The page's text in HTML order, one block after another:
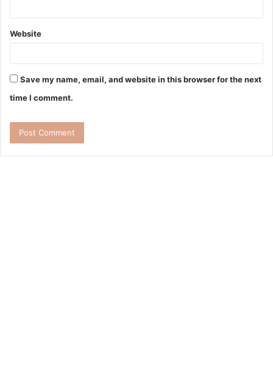
Website
Save my name, email, and website in this browser for the next
time I comment.